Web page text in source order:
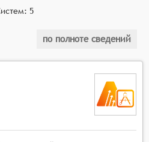
системой и её процессами.
должна обладать
моделей, которые
процессы, а также
с различными
вариантов
5
по полноте сведений